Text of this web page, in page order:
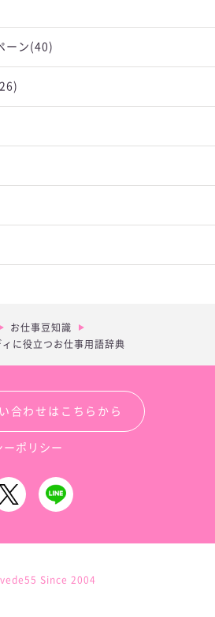
ーン (40)
お仕事豆知識
ィに役立つお仕事用語辞典
合わせはこちらから
ーポリシー
Since 2004